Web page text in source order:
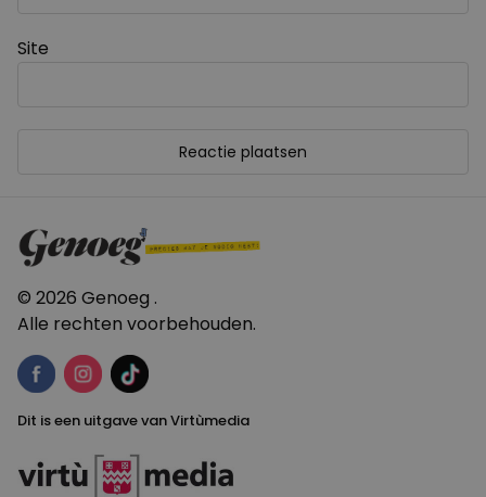
Site
© 2026 Genoeg .
Alle rechten voorbehouden.
Dit is een uitgave van Virtùmedia